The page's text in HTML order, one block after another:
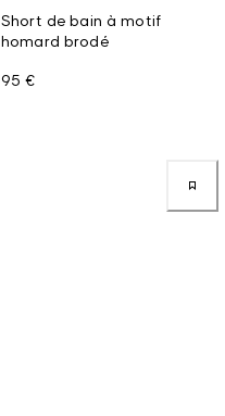
Short de bain à motif
homard brodé
95 €